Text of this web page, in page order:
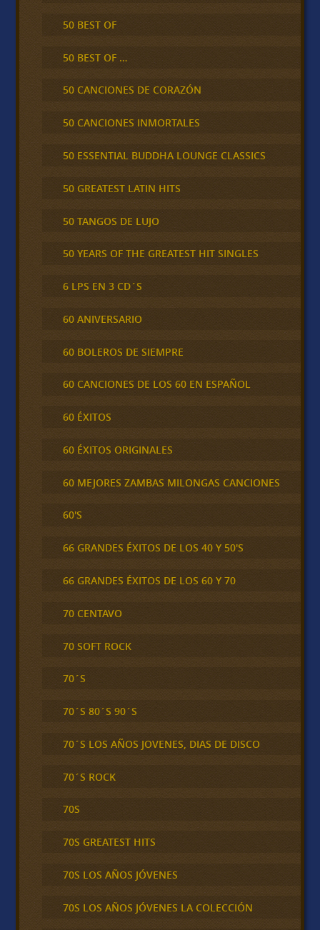
50 BEST OF
50 BEST OF …
50 CANCIONES DE CORAZÓN
50 CANCIONES INMORTALES
50 ESSENTIAL BUDDHA LOUNGE CLASSICS
50 GREATEST LATIN HITS
50 TANGOS DE LUJO
50 YEARS OF THE GREATEST HIT SINGLES
6 LPS EN 3 CD´S
60 ANIVERSARIO
60 BOLEROS DE SIEMPRE
60 CANCIONES DE LOS 60 EN ESPAÑOL
60 ÉXITOS
60 ÉXITOS ORIGINALES
60 MEJORES ZAMBAS MILONGAS CANCIONES
60'S
66 GRANDES ÉXITOS DE LOS 40 Y 50'S
66 GRANDES ÉXITOS DE LOS 60 Y 70
70 CENTAVO
70 SOFT ROCK
70´S
70´S 80´S 90´S
70´S LOS AÑOS JOVENES, DIAS DE DISCO
70´S ROCK
70S
70S GREATEST HITS
70S LOS AÑOS JÓVENES
70S LOS AÑOS JÓVENES LA COLECCIÓN